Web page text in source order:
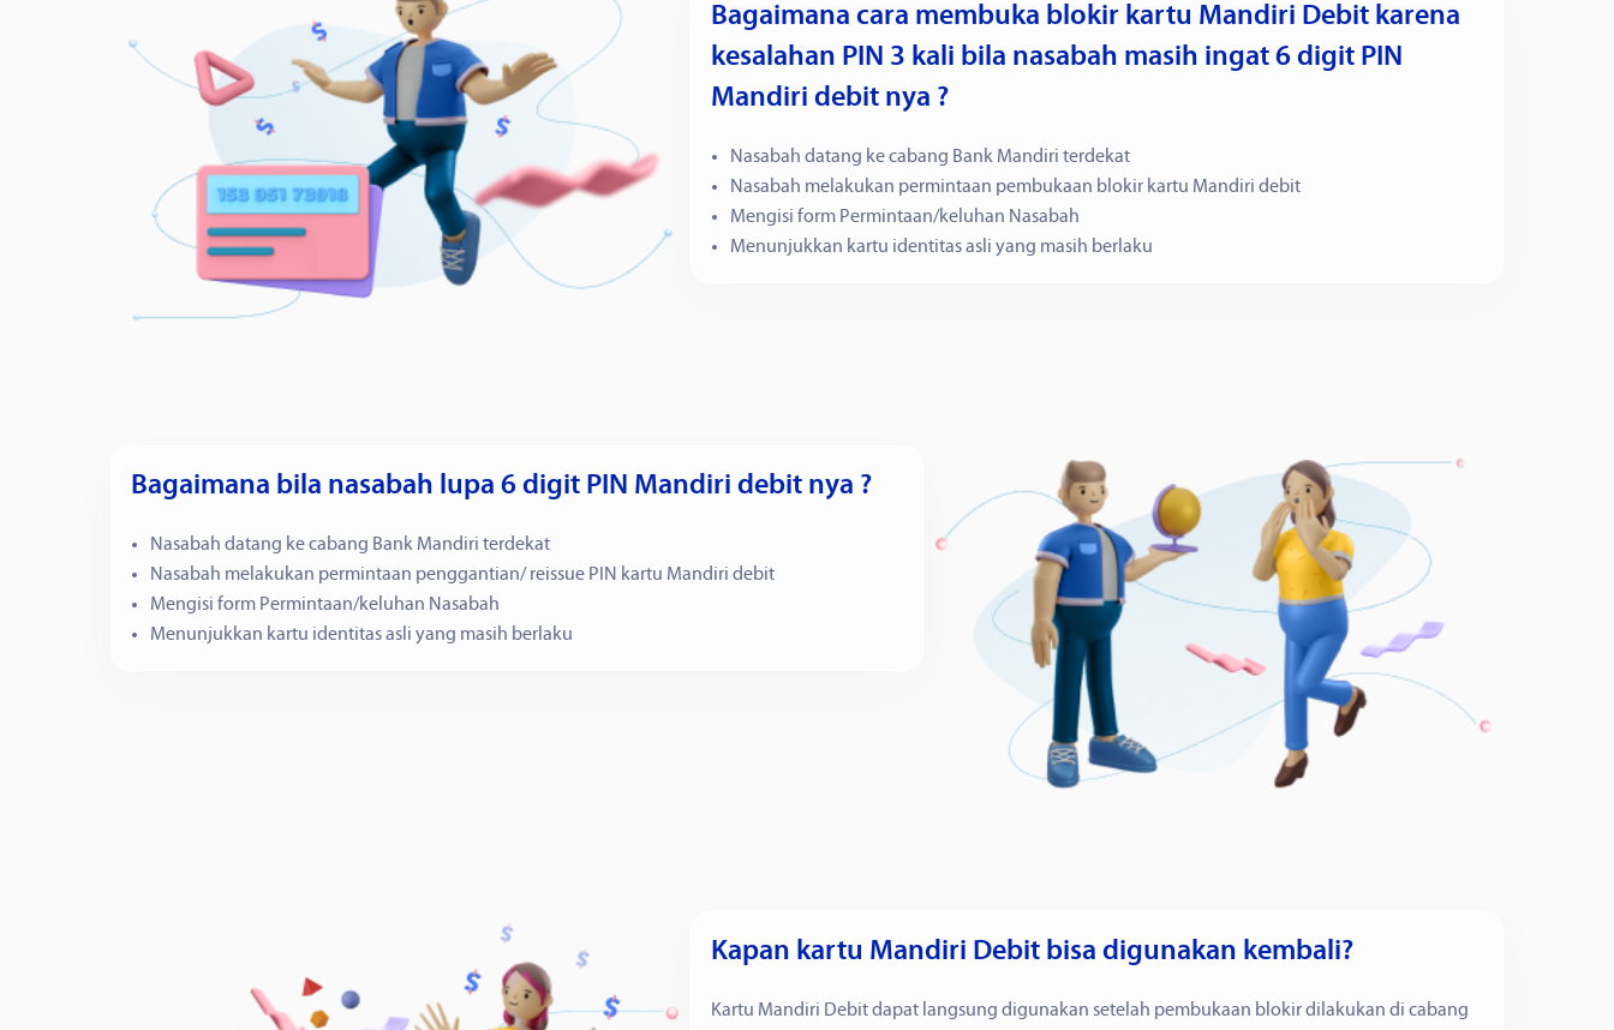
Bagaimana cara membuka blokir kartu Mandiri Debit karena
kesalahan PIN 3 kali bila nasabah masih ingat 6 digit PIN
Mandiri debit nya ?
Nasabah datang ke cabang Bank Mandiri terdekat
Nasabah melakukan permintaan pembukaan blokir kartu Mandiri debit
Mengisi form Permintaan/keluhan Nasabah
Menunjukkan kartu identitas asli yang masih berlaku
Bagaimana bila nasabah lupa 6 digit PIN Mandiri debit nya ?
Nasabah datang ke cabang Bank Mandiri terdekat
Nasabah melakukan permintaan penggantian/ reissue PIN kartu Mandiri debit
Mengisi form Permintaan/keluhan Nasabah
Menunjukkan kartu identitas asli yang masih berlaku
Kapan kartu Mandiri Debit bisa digunakan kembali?
Kartu Mandiri Debit dapat langsung digunakan setelah pembukaan blokir dilakukan di cabang